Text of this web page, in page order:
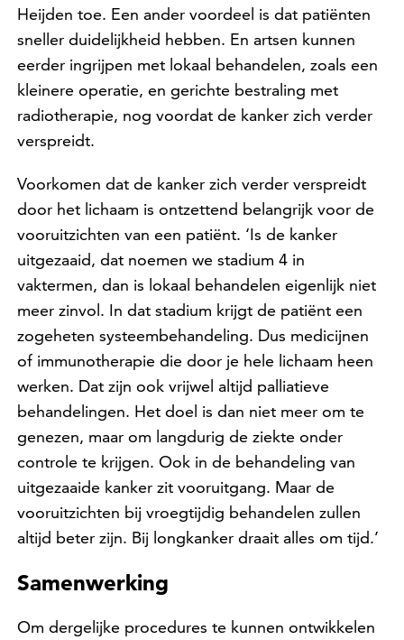
Heijden toe. Een ander voordeel is dat patiënten
sneller duidelijkheid hebben. En artsen kunnen
eerder ingrijpen met lokaal behandelen, zoals een
kleinere operatie, en gerichte bestraling met
radiotherapie, nog voordat de kanker zich verder
verspreidt.
Voorkomen dat de kanker zich verder verspreidt
door het lichaam is ontzettend belangrijk voor de
vooruitzichten van een patiënt. ‘Is de kanker
uitgezaaid, dat noemen we stadium 4 in
vaktermen, dan is lokaal behandelen eigenlijk niet
meer zinvol. In dat stadium krijgt de patiënt een
zogeheten systeembehandeling. Dus medicijnen
of immunotherapie die door je hele lichaam heen
werken. Dat zijn ook vrijwel altijd palliatieve
behandelingen. Het doel is dan niet meer om te
genezen, maar om langdurig de ziekte onder
controle te krijgen. Ook in de behandeling van
uitgezaaide kanker zit vooruitgang. Maar de
vooruitzichten bij vroegtijdig behandelen zullen
altijd beter zijn. Bij longkanker draait alles om tijd.’
Samenwerking
Om dergelijke procedures te kunnen ontwikkelen